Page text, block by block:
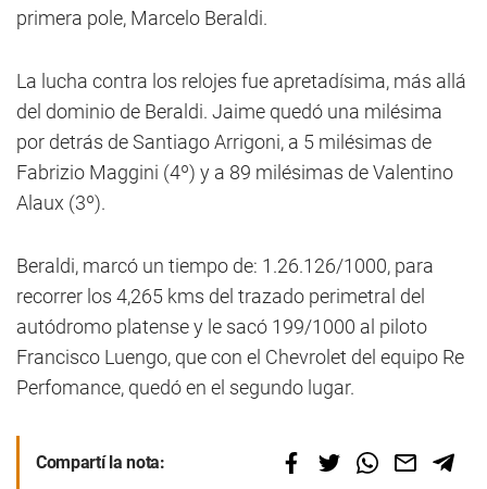
primera pole, Marcelo Beraldi.
La lucha contra los relojes fue apretadísima, más allá
del dominio de Beraldi. Jaime quedó una milésima
por detrás de Santiago Arrigoni, a 5 milésimas de
Fabrizio Maggini (4º) y a 89 milésimas de Valentino
Alaux (3º).
Beraldi, marcó un tiempo de: 1.26.126/1000, para
recorrer los 4,265 kms del trazado perimetral del
autódromo platense y le sacó 199/1000 al piloto
Francisco Luengo, que con el Chevrolet del equipo Re
Perfomance, quedó en el segundo lugar.
Compartí la nota: